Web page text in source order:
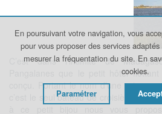
C’est dans l’intimité de
Pangalanes que le petit hôtel
Portant le nom d’une reine
c’est le seul bateau de croisière
En poursuivant votre navigation, vous
pour vous proposer des services
mesurer la fréquentation du site. En
cookies.
Paramétrer